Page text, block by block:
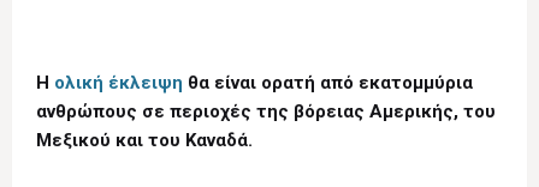
Η ολική έκλειψη θα είναι ορατή από εκατομμύρια
ανθρώπους σε περιοχές της βόρειας Αμερικής, του
Μεξικού και του Καναδά.